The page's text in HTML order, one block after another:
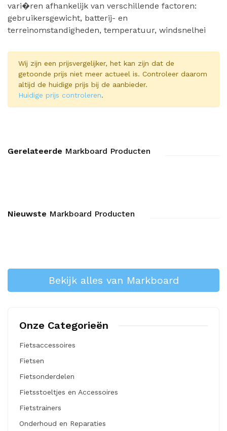
vari�ren afhankelijk van verschillende factoren:
gebruikersgewicht, batterij- en
terreinomstandigheden, temperatuur, windsnelhei
Wij zijn een prijsvergelijker, het kan zijn dat de
getoonde prijs niet meer actueel is. Controleer daarom
altijd de huidige prijs bij de aanbieder.
Huidige prijs controleren.
Gerelateerde Markboard Producten
Nieuwste Markboard Producten
Bekijk alles van Markboard
Onze Categorieën
Fietsaccessoires
Fietsen
Fietsonderdelen
Fietsstoeltjes en Accessoires
Fietstrainers
Onderhoud en Reparaties